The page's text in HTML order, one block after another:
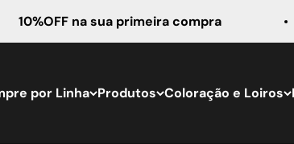
na sua primeira compra
por Linha Produtos Coloração e Loiros